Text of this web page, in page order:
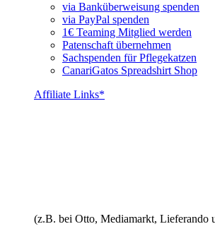
via Banküberweisung spenden
via PayPal spenden
1€ Teaming Mitglied werden
Patenschaft übernehmen
Sachspenden für Pflegekatzen
CanariGatos Spreadshirt Shop
Affiliate Links*
(z.B. bei Otto, Mediamarkt, Lieferando